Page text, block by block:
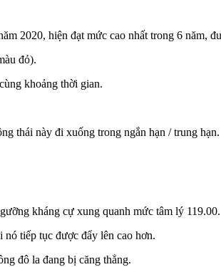
2020, hiện đạt mức cao nhất trong 6 năm,
đỏ).
khoảng thời gian.
thái này đi xuống trong ngắn hạn / trung hạn.
kháng cự xung quanh mức tâm lý 119.00.
tiếp tục được đẩy lên cao hơn.
đô la đang bị căng thẳng.